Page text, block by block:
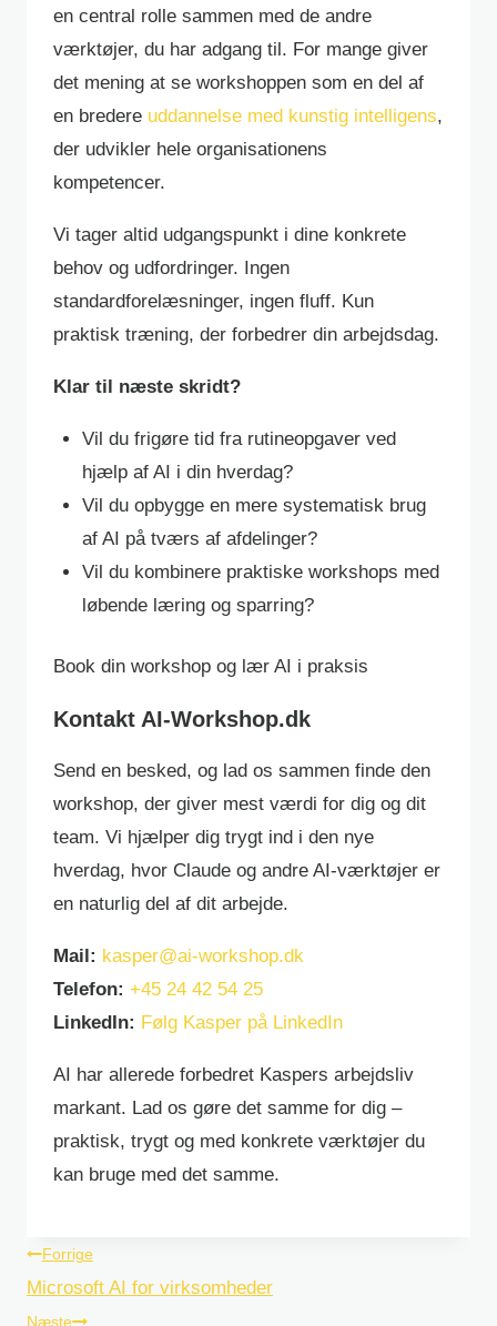
en central rolle sammen med de andre
værktøjer, du har adgang til. For mange giver
det mening at se workshoppen som en del af
en bredere uddannelse med kunstig intelligens,
der udvikler hele organisationens
kompetencer.
Vi tager altid udgangspunkt i dine konkrete
behov og udfordringer. Ingen
standardforelæsninger, ingen fluff. Kun
praktisk træning, der forbedrer din arbejdsdag.
Klar til næste skridt?
Vil du frigøre tid fra rutineopgaver ved
hjælp af AI i din hverdag?
Vil du opbygge en mere systematisk brug
af AI på tværs af afdelinger?
Vil du kombinere praktiske workshops med
løbende læring og sparring?
Book din workshop og lær AI i praksis
Kontakt AI-Workshop.dk
Send en besked, og lad os sammen finde den
workshop, der giver mest værdi for dig og dit
team. Vi hjælper dig trygt ind i den nye
hverdag, hvor Claude og andre AI-værktøjer er
en naturlig del af dit arbejde.
Mail: kasper@ai-workshop.dk
Telefon: +45 24 42 54 25
LinkedIn: Følg Kasper på LinkedIn
AI har allerede forbedret Kaspers arbejdsliv
markant. Lad os gøre det samme for dig –
praktisk, trygt og med konkrete værktøjer du
kan bruge med det samme.
Indlægsnavigation
Forrige
Microsoft AI for virksomheder
Næste